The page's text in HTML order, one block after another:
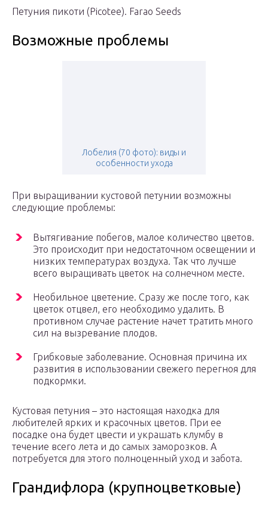
Петуния пикоти (Picotee). Farao Seeds
Возможные проблемы
Лобелия (70 фото): виды и
особенности ухода
При выращивании кустовой петунии возможны
следующие проблемы:
Вытягивание побегов, малое количество цветов.
Это происходит при недостаточном освещении и
низких температурах воздуха. Так что лучше
всего выращивать цветок на солнечном месте.
Необильное цветение. Сразу же после того, как
цветок отцвел, его необходимо удалить. В
противном случае растение начет тратить много
сил на вызревание плодов.
Грибковые заболевание. Основная причина их
развития в использовании свежего перегноя для
подкормки.
Кустовая петуния – это настоящая находка для
любителей ярких и красочных цветов. При ее
посадке она будет цвести и украшать клумбу в
течение всего лета и до самых заморозков. А
потребуется для этого полноценный уход и забота.
Грандифлора (крупноцветковые)